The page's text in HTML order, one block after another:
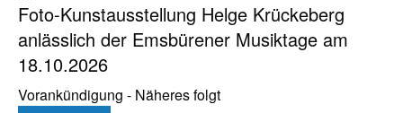
Foto-Kunstausstellung Helge Krückeberg
anlässlich der Emsbürener Musiktage am
18.10.2026
Vorankündigung - Näheres folgt